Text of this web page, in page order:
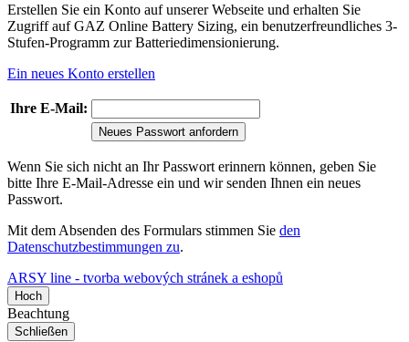
Erstellen Sie ein Konto auf unserer Webseite und erhalten Sie
Zugriff auf GAZ Online Battery Sizing, ein benutzerfreundliches 3-
Stufen-Programm zur Batteriedimensionierung.
Ein neues Konto erstellen
Ihre E-Mail:
Neues Passwort anfordern
Wenn Sie sich nicht an Ihr Passwort erinnern können, geben Sie
bitte Ihre E-Mail-Adresse ein und wir senden Ihnen ein neues
Passwort.
Mit dem Absenden des Formulars stimmen Sie den
Datenschutzbestimmungen zu.
ARSY line - tvorba webových stránek a eshopů
Hoch
Beachtung
Schließen